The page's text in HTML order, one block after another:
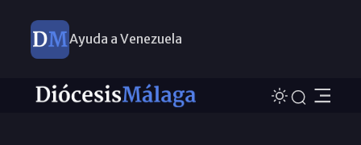
Ayuda a Venezuela